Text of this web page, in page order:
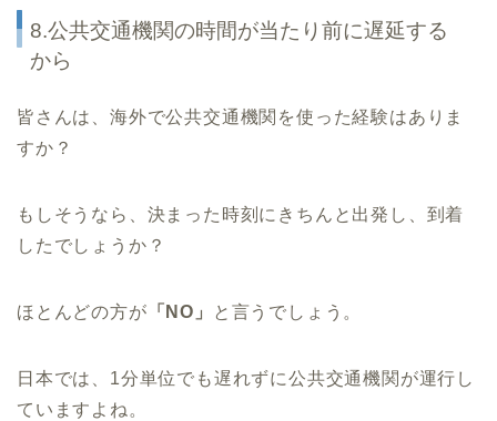
8.公共交通機関の時間が当たり前に遅延する
から
皆さんは、海外で公共交通機関を使った経験はありま
すか？
もしそうなら、決まった時刻にきちんと出発し、到着
したでしょうか？
ほとんどの方が 「NO」 と言うでしょう。
日本では、1分単位でも遅れずに公共交通機関が運行し
ていますよね。